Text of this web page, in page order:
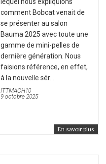
comment Bobcat venait de
se présenter au salon
Bauma 2025 avec toute une
gamme de mini-pelles de
dernière génération. Nous
faisions référence, en effet,
à la nouvelle sér...
ITTMACH10
9 octobre 2025
En savoir plus